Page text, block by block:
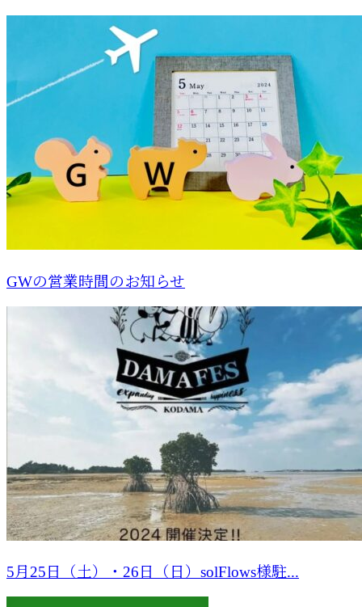
GWの営業時間のお知らせ
5月25日（土）・26日（日）solFlows様駐...